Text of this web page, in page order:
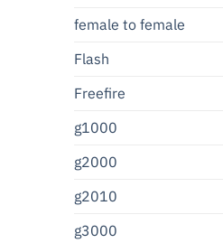
female to female
Flash
Freefire
g1000
g2000
g2010
g3000